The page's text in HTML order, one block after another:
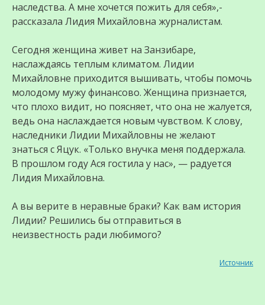
наследства. А мне хочется пожить для себя»,-
рассказала Лидия Михайловна журналистам.
Сегодня женщина живет на Занзибаре,
наслаждаясь теплым климатом. Лидии
Михайловне приходится вышивать, чтобы помочь
молодому мужу финансово. Женщина признается,
что плохо видит, но поясняет, что она не жалуется,
ведь она наслаждается новым чувством. К слову,
наследники Лидии Михайловны не желают
знаться с Яцук. «Только внучка меня поддержала.
В прошлом году Ася гостила у нас», — радуется
Лидия Михайловна.
А вы верите в неравные браки? Как вам история
Лидии? Решились бы отправиться в
неизвестность ради любимого?
Источник